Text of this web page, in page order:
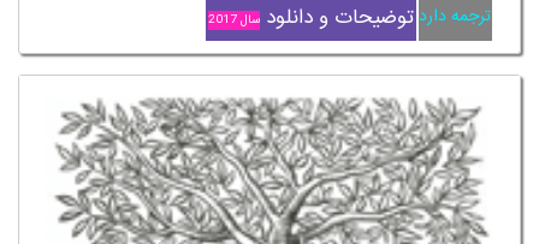
ترجمه دارد توضیحات و دانلود سال 2017